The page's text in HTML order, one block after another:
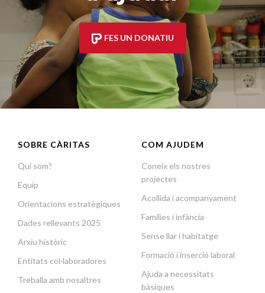
FES UN DONATIU
SOBRE CÀRITAS
Qui som?
Equip
Orientacions estratègiques
Dades rellevants 2025
Arxiu històric
Entitats col·laboradores
Treballa amb nosaltres
COM AJUDEM
Coneix els nostres
projectes
Acollida i acompanyament
Famílies i infància
Sense llar i habitatge
Formació i inserció laboral
Ajuda a necessitats
bàsiques